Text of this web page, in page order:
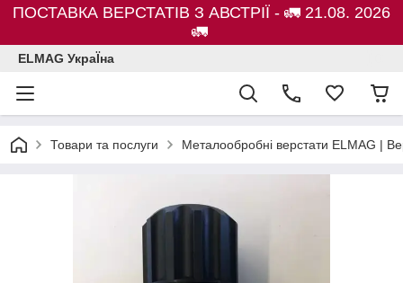
ПОСТАВКА ВЕРСТАТІВ З АВСТРІЇ - 🚛 21.08. 2026
🚛
ELMAG УкраЇна
Товари та послуги Металообробні верстати ELMAG |